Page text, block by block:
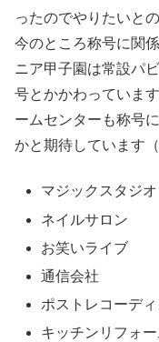
ったのでやりたいと
今のところ称号に関
ニア甲子園は常設パ
号とかかわっていま
ームセンターも称号
かと期待しています（
マジックスタジオ
ネイルサロン
お笑いライブ
通信会社
ポストレコーデ
キッチンリフォ